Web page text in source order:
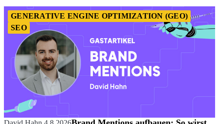
GENERATIVE ENGINE OPTIMIZATION (GEO)
SEO